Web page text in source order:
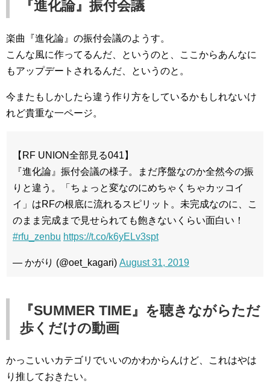
『進化論』振付会議
楽曲『進化論』の振付会議のようす。
こんな風に作ってるんだ、というのと、ここからあんなに
もアップデートされるんだ、というのと。
今またもしかしたら違う作り方をしているかもしれないけ
れど貴重な一ページ。
【RF UNION全部見る041】
『進化論』振付会議の様子。まだ序盤なのか全然今の振
りと違う。「ちょっと変なのにめちゃくちゃカッコイ
イ」はRFの根底に流れるスピリット。未完成なのに、こ
のまま完成まで見せられても飽きないくらい面白い！
#rfu_zenbu https://t.co/k6yELv3spt
— かがり (@oet_kagari) August 31, 2019
『SUMMER TIME』を聴きながらただ
歩くだけの動画
かっこいいカテゴリでいいのかわからんけど、これはやは
り推しておきたい。